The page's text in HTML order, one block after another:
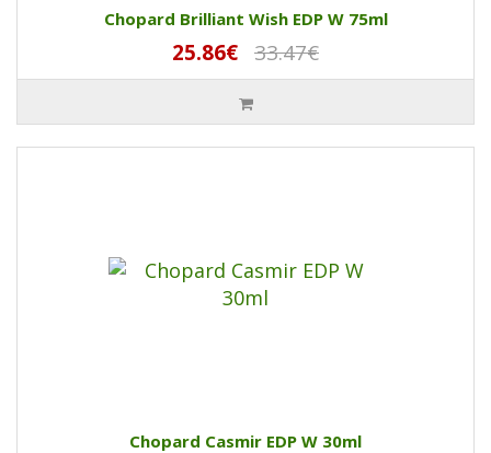
Chopard Brilliant Wish EDP W 75ml
25.86€ 33.47€
Chopard Casmir EDP W 30ml